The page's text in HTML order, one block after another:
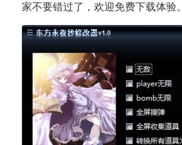
家不要错过了，欢迎免费下载体验。